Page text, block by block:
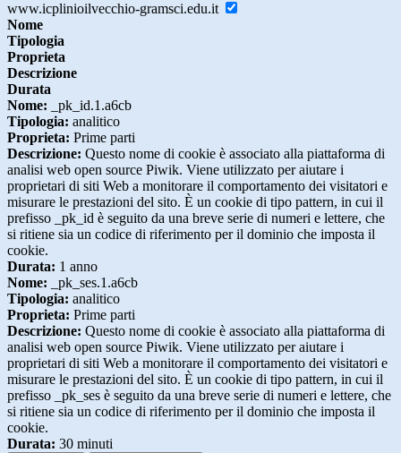
www.icplinioilvecchio-gramsci.edu.it
Nome
Tipologia
Proprieta
Descrizione
Durata
Nome: _pk_id.1.a6cb
Tipologia: analitico
Proprieta: Prime parti
Descrizione: Questo nome di cookie è associato alla piattaforma di
analisi web open source Piwik. Viene utilizzato per aiutare i
proprietari di siti Web a monitorare il comportamento dei visitatori e
misurare le prestazioni del sito. È un cookie di tipo pattern, in cui il
prefisso _pk_id è seguito da una breve serie di numeri e lettere, che
si ritiene sia un codice di riferimento per il dominio che imposta il
cookie.
Durata: 1 anno
Nome: _pk_ses.1.a6cb
Tipologia: analitico
Proprieta: Prime parti
Descrizione: Questo nome di cookie è associato alla piattaforma di
analisi web open source Piwik. Viene utilizzato per aiutare i
proprietari di siti Web a monitorare il comportamento dei visitatori e
misurare le prestazioni del sito. È un cookie di tipo pattern, in cui il
prefisso _pk_ses è seguito da una breve serie di numeri e lettere, che
si ritiene sia un codice di riferimento per il dominio che imposta il
cookie.
Durata: 30 minuti